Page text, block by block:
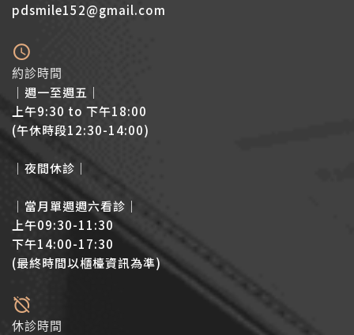
pdsmile152@gmail.com
約診時間
│週一至週五│
上午9:30 to 下午18:00
(午休時段12:30-14:00)
│夜間休診│
│當月單週週六看診│
上午09:30-11:30
下午14:00-17:30
(最終時間以櫃檯資訊為準)
休診時間